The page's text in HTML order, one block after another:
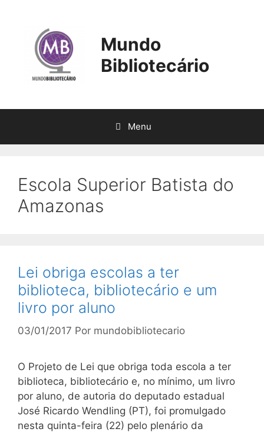
conteúdo
Mundo
Bibliotecário
Menu
Escola Superior Batista do
Amazonas
Lei obriga escolas a ter
biblioteca, bibliotecário e um
livro por aluno
03/01/2017 Por mundobibliotecario
O Projeto de Lei que obriga toda escola a ter
biblioteca, bibliotecário e, no mínimo, um livro
por aluno, de autoria do deputado estadual
José Ricardo Wendling (PT), foi promulgado
nesta quinta-feira (22) pelo plenário da